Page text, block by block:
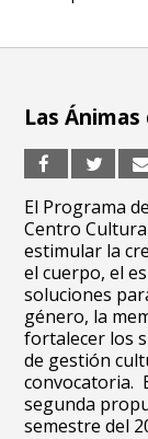
Las
El Programa
Centro
estimular la
el cuerpo, el
soluciones
género, la
fortalecer los
de gestión
convocatoria.
segunda
semestre del